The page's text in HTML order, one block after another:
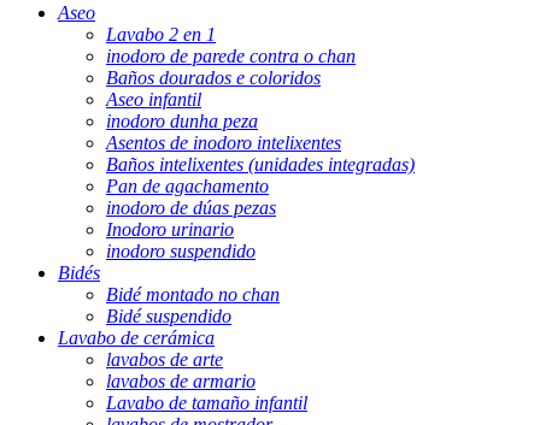
Aseo
Lavabo 2 en 1
inodoro de parede contra o chan
Baños dourados e coloridos
Aseo infantil
inodoro dunha peza
Asentos de inodoro intelixentes
Baños intelixentes (unidades integradas)
Pan de agachamento
inodoro de dúas pezas
Inodoro urinario
inodoro suspendido
Bidés
Bidé montado no chan
Bidé suspendido
Lavabo de cerámica
lavabos de arte
lavabos de armario
Lavabo de tamaño infantil